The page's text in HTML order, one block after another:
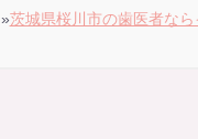
»茨城県桜川市の歯医者な